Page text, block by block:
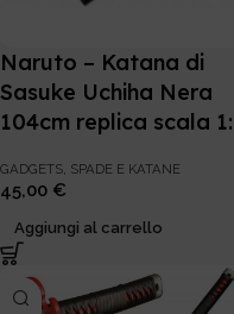
Naruto – Katana di
Sasuke Uchiha Nera
104cm replica scala
GADGETS, SPADE E KATANE
45,00 €
Aggiungi al carrello